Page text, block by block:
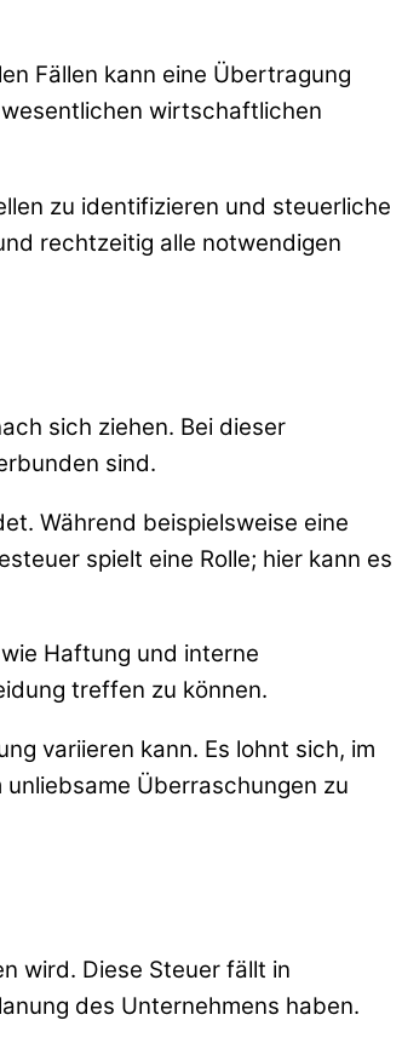
Fällen kann eine Übertragung
wirtschaftlichen
zu identifizieren und steuerliche
rechtzeitig alle notwendigen
sich ziehen. Bei dieser
sind.
Während beispielsweise eine
spielt eine Rolle; hier kann es
Haftung und interne
treffen zu können.
variieren kann. Es lohnt sich, im
Überraschungen zu
wird. Diese Steuer fällt in
des Unternehmens haben.